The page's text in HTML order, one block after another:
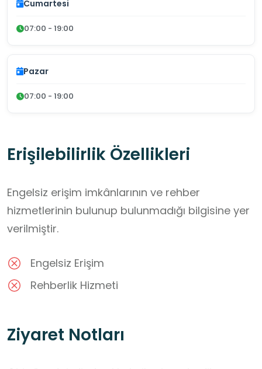
Cumartesi
07:00 - 19:00
Pazar
07:00 - 19:00
Erişilebilirlik Özellikleri
Engelsiz erişim imkânlarının ve rehber
hizmetlerinin bulunup bulunmadığı bilgisine yer
verilmiştir.
Engelsiz Erişim
Rehberlik Hizmeti
Ziyaret Notları